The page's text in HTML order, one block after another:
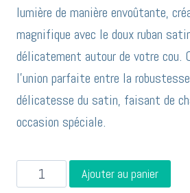
lumière de manière envoûtante,
magnifique avec le doux ruban
délicatement autour de votre cou.
l’union parfaite entre la
délicatesse du satin, faisant de
occasion spéciale.
quantité
Ajouter au panier